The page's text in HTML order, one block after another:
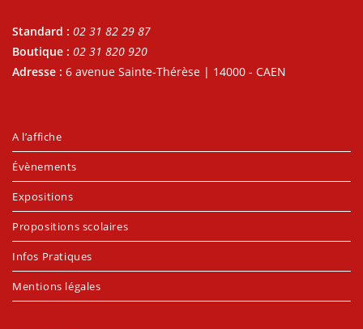
Standard : 02 31 82 29 87
Boutique : 02 31 820 920
Adresse : 6 avenue Sainte-Thérèse | 14000 - CAEN
A l’affiche
Évènements
Expositions
Propositions scolaires
Infos Pratiques
Mentions légales